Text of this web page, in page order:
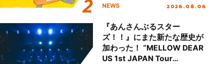
NEWS 2026.08.06
『あんさんぶるスター
ズ！！』にまた新たな歴史が
加わった！ “MELLOW DEAR
US 1st JAPAN Tour